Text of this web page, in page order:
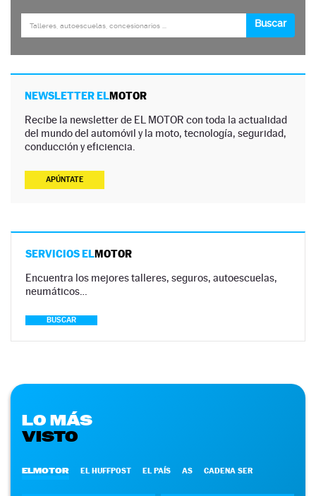
NEWSLETTER ELMOTOR
Recibe la newsletter de EL MOTOR con toda la actualidad
del mundo del automóvil y la moto, tecnología, seguridad,
conducción y eficiencia.
APÚNTATE
SERVICIOS ELMOTOR
Encuentra los mejores talleres, seguros, autoescuelas,
neumáticos…
BUSCAR
LO MÁS
VISTO
ELMOTOR EL HUFFPOST EL PAÍS AS CADENA SER